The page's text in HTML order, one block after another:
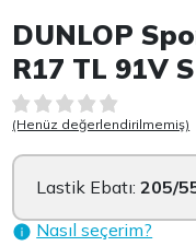
Item 1 of 1
DUNLOP
R17 TL 91V
(Henüz değerlendirilmemiş)
Lastik Ebatı:205/
Nasıl seçerim?